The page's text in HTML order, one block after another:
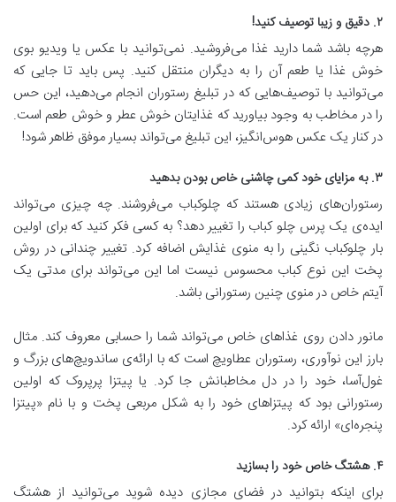
۲. دقیق و زیبا توصیف کنید!
هرچه باشد شما دارید غذا می‌فروشید. نمی‌توانید با عکس یا ویدیو بوی
خوش غذا یا طعم آن را به دیگران منتقل کنید. پس باید تا جایی که
می‌توانید با توصیف‌هایی که در تبلیغ رستوران انجام می‌دهید، این حس
را در مخاطب به وجود بیاورید که غذایتان خوش عطر و خوش طعم است.
در کنار یک عکس هوس‌انگیز، این تبلیغ می‌تواند بسیار موفق ظاهر شود!
۳. به مزایای خود کمی چاشنی خاص بودن بدهید
رستوران‌های زیادی هستند که چلوکباب می‌فروشند. چه چیزی می‌تواند
ایده‌ی یک پرس چلو کباب را تغییر دهد؟ به کسی فکر کنید که برای اولین
بار چلو‌کباب نگینی را به منوی غذایش اضافه کرد. تغییر چندانی در روش
پخت این نوع کباب محسوس نیست اما این می‌تواند برای مدتی یک
آیتم خاص در منوی چنین رستورانی باشد.
مانور دادن روی غذاهای خاص می‌تواند شما را حسابی معروف کند. مثال
بارز این نوآوری، رستوران عطاویچ است که با ارائه‌ی ساندویچ‌های بزرگ و
غول‌آسا، خود را در دل مخاطبانش جا کرد. یا پیتزا پرپروک که اولین
رستورانی بود که پیتزاهای خود را به شکل مربعی پخت و با نام «پیتزا
پنجره‌ای» ارائه کرد.
۴. هشتگ خاص خود را بسازید
برای اینکه بتوانید در فضای مجازی دیده شوید می‌توانید از هشتگ‌